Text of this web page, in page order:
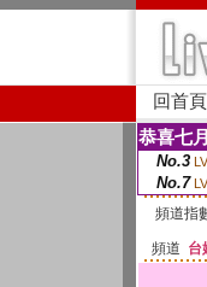
回首頁
恭喜七
No.3
No.7
頻道指
頻道 台